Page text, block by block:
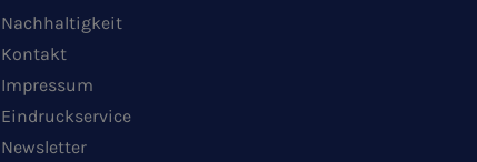
Nachhaltigkeit
Kontakt
Impressum
Eindruckservice
Newsletter